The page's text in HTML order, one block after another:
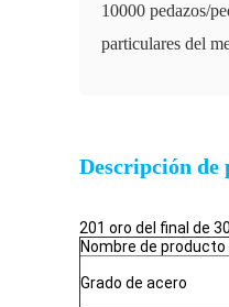
10000 pedazos/
particulares del
Descripción de
201 oro del final de
Nombre de producto
Grado de acero